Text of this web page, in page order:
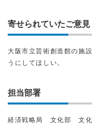
寄せられていたご意見
大阪市立芸術創造館の施
うにしてほしい。
担当部署
経済戦略局 文化部 文